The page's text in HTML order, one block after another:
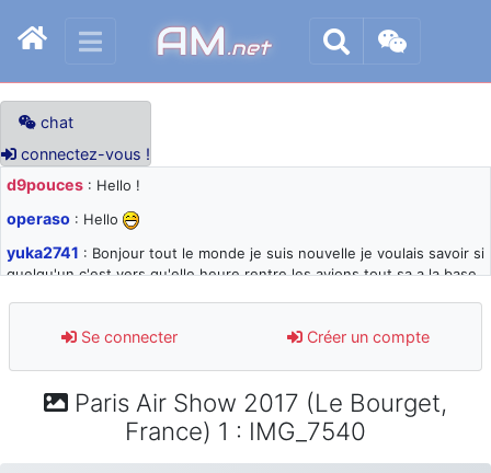
AM.net
chat
connectez-vous !
d9pouces : Hello !
operaso : Hello
yuka2741 : Bonjour tout le monde je suis nouvelle je voulais savoir si
quelqu'un c'est vers qu'elle heure rentre les avions tout sa a la base
d9pouces: désolé pour les quelques blocages du site ces derniers
jours : je teste des méthodes contre le spam et les bots trop nocifs
paxwax: Super, la nouvelle bannière
Se connecter Créer un compte
Paris Air Show 2017 (Le Bourget,
France) 1 : IMG_7540